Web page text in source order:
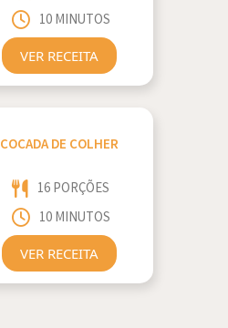
10 MINUTOS
VER RECEITA
COCADA DE COLHER
16 PORÇÕES
10 MINUTOS
VER RECEITA